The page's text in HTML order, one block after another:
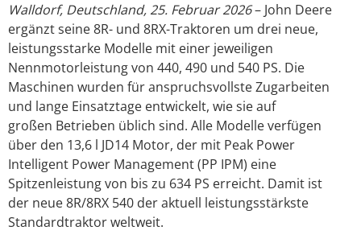
Walldorf, Deutschland, 25. Februar 2026– John Deere
ergänzt seine 8R- und 8RX-Traktoren um drei neue,
leistungsstarke Modelle mit einer jeweiligen
Nennmotorleistung von 440, 490 und 540 PS. Die
Maschinen wurden für anspruchsvollste Zugarbeiten
und lange Einsatztage entwickelt, wie sie auf
großen Betrieben üblich sind. Alle Modelle verfügen
über den 13,6 l JD14 Motor, der mit Peak Power
Intelligent Power Management (PP IPM) eine
Spitzenleistung von bis zu 634 PS erreicht. Damit ist
der neue 8R/8RX 540 der aktuell leistungsstärkste
Standardtraktor weltweit.